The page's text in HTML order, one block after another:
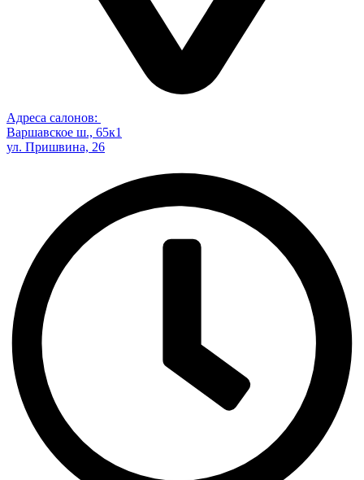
Адреса салонов:
Варшавское ш., 65к1
ул. Пришвина, 26